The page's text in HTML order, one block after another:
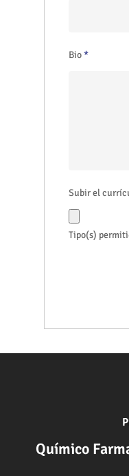
Bio*
Subir el
Tipo(s)
Químico